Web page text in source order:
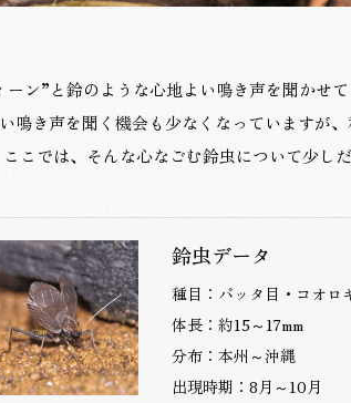
ン”と鈴のような心地よい鳴き声を聞かせて
鳴き声を聞く機会も少なくなっていますが
こでは、そんな心なごむ鈴虫について少し
鈴虫データ
種目：バッタ目・コオロ
体長：約15～17mm
分布：本州～沖縄
出現時期：8月～10月